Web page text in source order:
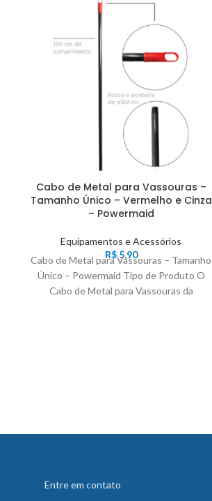
Cabo de Metal para Vassouras –
Tamanho Único – Vermelho e Cinza
– Powermaid
Equipamentos e Acessórios
R$5,90
Cabo de Metal para Vassouras – Tamanho
Único – Powermaid Tipo de Produto O
Cabo de Metal para Vassouras da
Entre em contato